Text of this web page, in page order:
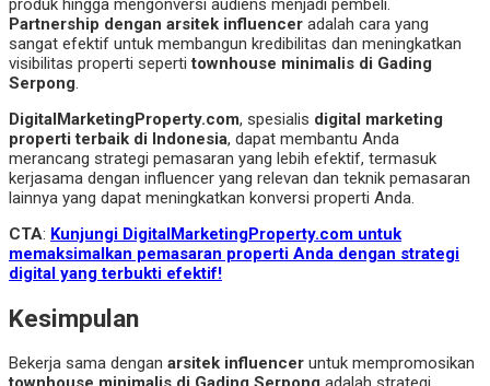
produk hingga mengonversi audiens menjadi pembeli.
Partnership dengan arsitek influencer adalah cara yang
sangat efektif untuk membangun kredibilitas dan meningkatkan
visibilitas properti sepertitownhouse minimalis di Gading
Serpong.
DigitalMarketingProperty.com, spesialis digital marketing
properti terbaik di Indonesia, dapat membantu Anda
merancang strategi pemasaran yang lebih efektif, termasuk
kerjasama dengan influencer yang relevan dan teknik pemasaran
lainnya yang dapat meningkatkan konversi properti Anda.
CTA: Kunjungi DigitalMarketingProperty.com untuk
memaksimalkan pemasaran properti Anda dengan strategi
digital yang terbukti efektif!
Kesimpulan
Bekerja sama dengan arsitek influencer untuk mempromosikan